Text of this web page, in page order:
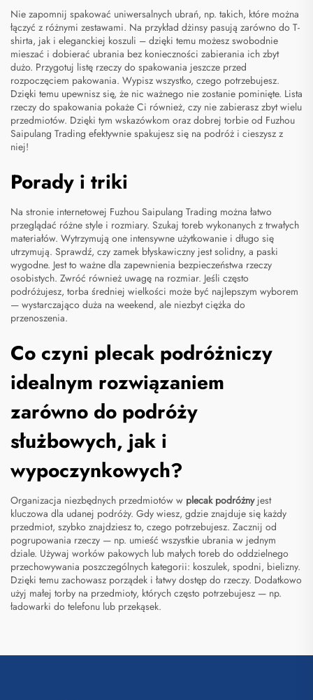
Nie zapomnij spakować uniwersalnych ubrań, np. takich, które można
łączyć z różnymi zestawami. Na przykład dżinsy pasują zarówno do T-
shirta, jak i eleganckiej koszuli – dzięki temu możesz swobodnie
mieszać i dobierać ubrania bez konieczności zabierania ich zbyt
dużo. Przygotuj listę rzeczy do spakowania jeszcze przed
rozpoczęciem pakowania. Wypisz wszystko, czego potrzebujesz.
Dzięki temu upewnisz się, że nic ważnego nie zostanie pominięte. Lista
rzeczy do spakowania pokaże Ci również, czy nie zabierasz zbyt wielu
przedmiotów. Dzięki tym wskazówkom oraz dobrej torbie od Fuzhou
Saipulang Trading efektywnie spakujesz się na podróż i cieszysz z
niej!
Porady i triki
Na stronie internetowej Fuzhou Saipulang Trading można łatwo
przeglądać różne style i rozmiary. Szukaj toreb wykonanych z trwałych
materiałów. Wytrzymują one intensywne użytkowanie i długo się
utrzymują. Sprawdź, czy zamek błyskawiczny jest solidny, a paski
wygodne. Jest to ważne dla zapewnienia bezpieczeństwa rzeczy
osobistych. Zwróć również uwagę na rozmiar. Jeśli często
podróżujesz, torba średniej wielkości może być najlepszym wyborem
— wystarczająco duża na weekend, ale niezbyt ciężka do
przenoszenia.
Co czyni plecak podróżniczy
idealnym rozwiązaniem
zarówno do podróży
służbowych, jak i
wypoczynkowych?
Organizacja niezbędnych przedmiotów w plecak podróżny jest
kluczowa dla udanej podróży. Gdy wiesz, gdzie znajduje się każdy
przedmiot, szybko znajdziesz to, czego potrzebujesz. Zacznij od
pogrupowania rzeczy — np. umieść wszystkie ubrania w jednym
dziale. Używaj worków pakowych lub małych toreb do oddzielnego
przechowywania poszczególnych kategorii: koszulek, spodni, bielizny.
Dzięki temu zachowasz porządek i łatwy dostęp do rzeczy. Dodatkowo
użyj małej torby na przedmioty, których często potrzebujesz — np.
ładowarki do telefonu lub przekąsek.